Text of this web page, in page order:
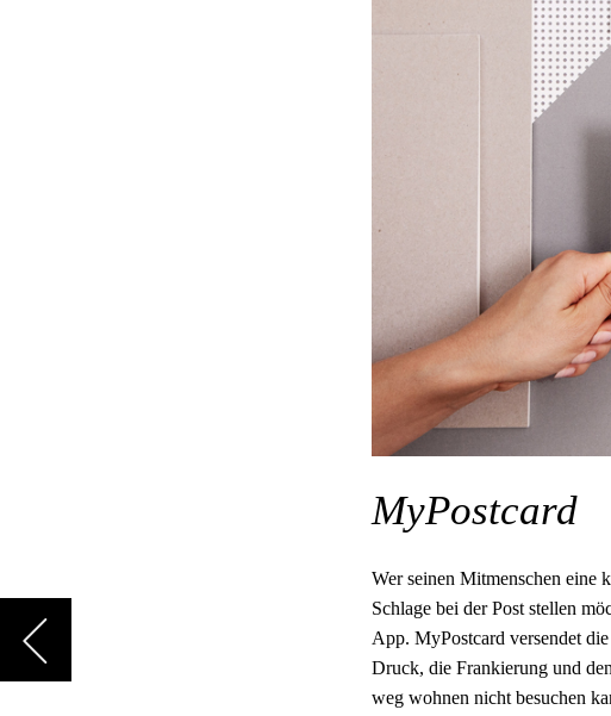
MyPostcard
Wer seinen Mitmenschen eine
Schlage bei der Post stellen
App. MyPostcard versendet
Druck, die Frankierung und
weg wohnen nicht besuchen